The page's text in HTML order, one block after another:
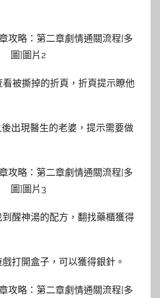
被撕掉的折頁，折頁提示瞭他
出現醫生的老婆，提示需要做
醒神湯的配方，翻找藥櫃獲得
打開盒子，可以獲得銀針。